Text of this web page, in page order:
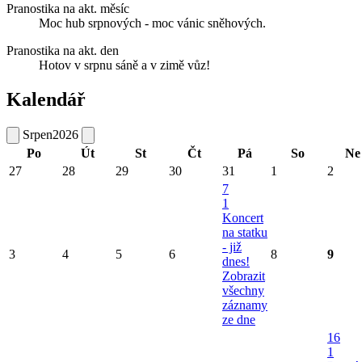
Pranostika na akt. měsíc
Moc hub srpnových - moc vánic sněhových.
Pranostika na akt. den
Hotov v srpnu sáně a v zimě vůz!
Kalendář
Srpen2026
Po
Út St Čt Pá So
Ne
27
28 29 30 31 1 2
3 4 5 6
7
1
Koncert
na statku
- již
dnes!
Zobrazit
všechny
záznamy
ze dne
8 9
16
1